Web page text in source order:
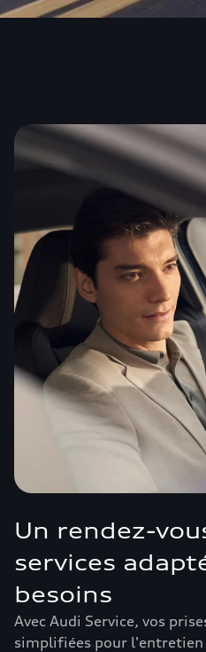
Un rendez-
services
besoins
Avec Audi Service, vos
simplifiées pour l'entretien